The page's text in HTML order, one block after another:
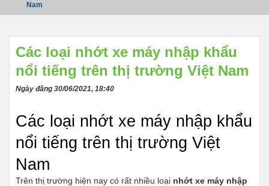
Nam
Các loại nhớt xe máy nhập khẩu
nổi tiếng trên thị trường Việt Nam
Ngày đăng 30/06/2021, 18:40
Các loại nhớt xe máy nhập khẩu
nổi tiếng trên thị trường Việt
Nam
Trên thị trường hiện nay có rất nhiều loại nhớt xe máy nhập